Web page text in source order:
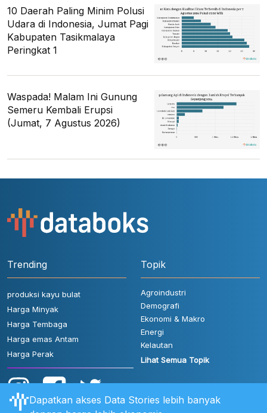
10 Daerah Paling Minim Polusi
Udara di Indonesia, Jumat Pagi
Kabupaten Tasikmalaya
Peringkat 1
Waspada! Malam Ini Gunung
Semeru Kembali Erupsi
(Jumat, 7 Agustus 2026)
Trending
produksi kayu bulat
Harga Minyak
Harga Tembaga
Harga emas Antam
Harga Perak
Topik
Agroindustri
Demografi
Ekonomi & Makro
Energi
Kelautan
Lihat Semua Topik
Dapatkan akses Data Stories lebih banyak